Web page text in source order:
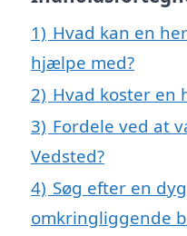
1) Hvad kan en
hjælpe med?
2) Hvad koster en
3) Fordele ved at
Vedsted?
4) Søg efter en
omkringliggende